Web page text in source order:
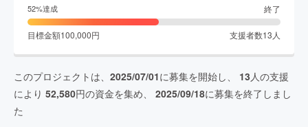
52%達成 終了
目標金額100,000円 支援者数13 人
このプロジェクトは、 2025/07/01に募集を開始し、 13 人の支援
により 52,580円の資金を集め、 2025/09/18に募集を終了しまし
た